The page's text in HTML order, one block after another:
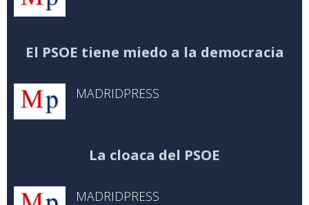
El PSOE tiene miedo a la democracia
MADRIDPRESS
La cloaca del PSOE
MADRIDPRESS